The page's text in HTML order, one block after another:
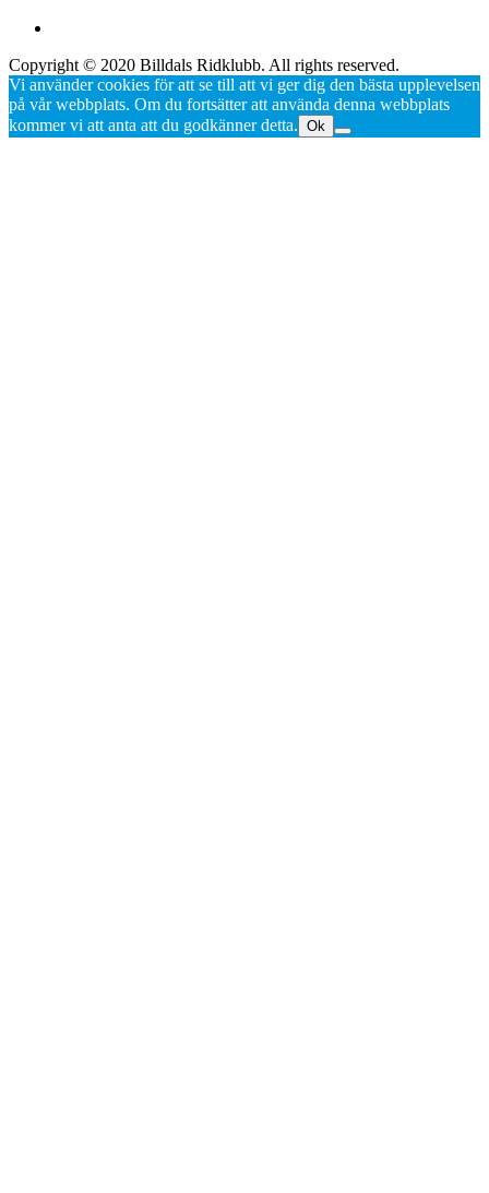
Copyright © 2020 Billdals Ridklubb. All rights reserved.
Vi använder cookies för att se till att vi ger dig den bästa upplevelsen
på vår webbplats. Om du fortsätter att använda denna webbplats
kommer vi att anta att du godkänner detta. Ok